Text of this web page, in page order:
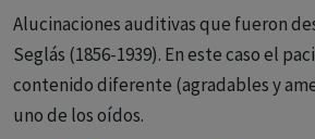
una gran intensidad hasta el punto de
puede dormir o escuchar a otras
presentan.
2) Claridad.Los pacientes pueden
Alucinaciones auditivas que fueron
Seglás (1856-1939). En este caso el
contenido diferente (agradables y
uno de los oídos.